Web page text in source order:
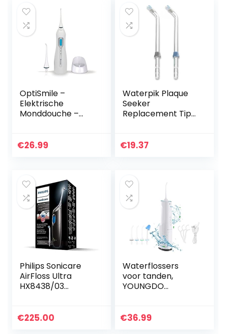
OptiSmile –
Elektrische
Monddouche –
Oplaadbaar –
€26.99
Waterpik Plaque
Seeker
Replacement Tips
€19.37
Philips Sonicare
AirFloss Ultra
HX8438/03
met 2
€225.00
Waterflossers
voor tanden,
YOUNGDO
Orale Irrigator
€36.99